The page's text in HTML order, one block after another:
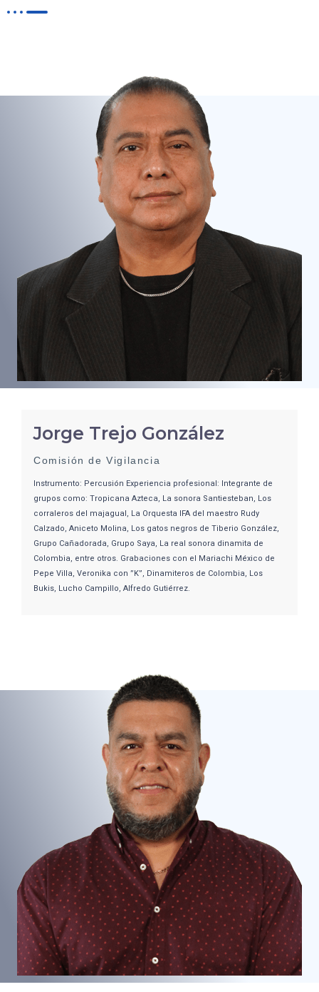
Jorge Trejo González
Comisión de Vigilancia
Instrumento: Percusión Experiencia profesional: Integrante de
grupos como: Tropicana Azteca, La sonora Santiesteban, Los
corraleros del majagual, La Orquesta IFA del maestro Rudy
Calzado, Aniceto Molina, Los gatos negros de Tiberio González,
Grupo Cañadorada, Grupo Saya, La real sonora dinamita de
Colombia, entre otros. Grabaciones con el Mariachi México de
Pepe Villa, Veronika con ”K”, Dinamiteros de Colombia, Los
Bukis, Lucho Campillo, Alfredo Gutiérrez.